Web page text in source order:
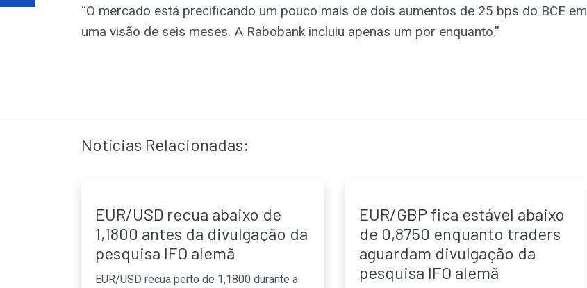
“O mercado está precificando um pouco mais de dois aumentos de 25 bps do BCE em
uma visão de seis meses. A Rabobank incluiu apenas um por enquanto.”
Notícias Relacionadas:
EUR/USD recua abaixo de
1,1800 antes da divulgação da
pesquisa IFO alemã
EUR/USD recua perto de 1,1800 durante a
EUR/GBP fica estável abaixo
de 0,8750 enquanto traders
aguardam divulgação da
pesquisa IFO alemã